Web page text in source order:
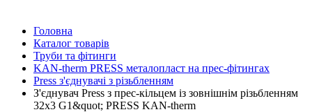
Головна
Каталог товарів
Труби та фітинги
KAN-therm PRESS металопласт на прес-фітингах
Press з'єднувачі з різьбленням
З'єднувач Press з прес-кільцем із зовнішнім різьбленням
32x3 G1&quot; PRESS KAN-therm